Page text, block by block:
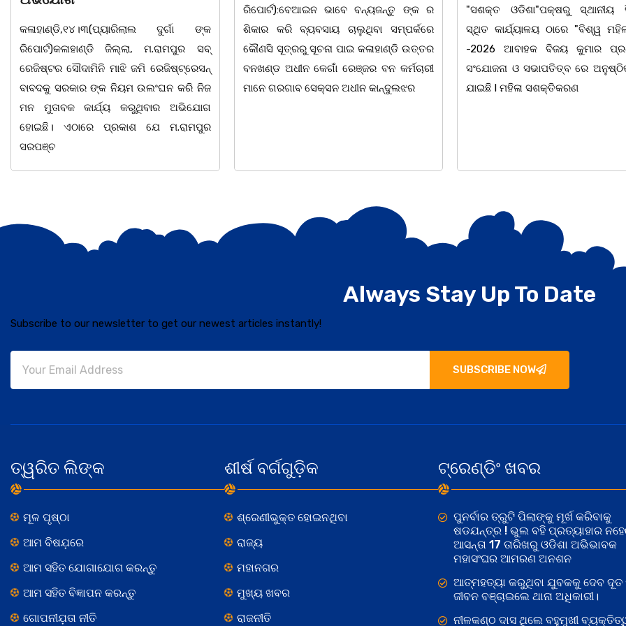
ଦୁର୍ଗା ଙ୍କ
ମ.ରାମପୁର ସବ୍
ଜମି ରେଜିଷ୍ଟ୍ରେସନ୍
ଉଲଂଘନ କରି ନିଜ
କରୁଥିବାର ଅଭିଯୋଗ
ଯେ ମ.ରାମପୁର
ରିପୋର୍ଟ):ବେଆଇନ ଭାବେ ବନ୍ୟଜନ୍ତୁ ଙ୍କ ର
ଶିକାର କରି ବ୍ୟବସାୟ ଚାଲୁଥିବା ସମ୍ପର୍କରେ
କୌଣସି ସୂତ୍ରରୁ ସୂଚନା ପାଇ କଳାହାଣ୍ଡି ଉତ୍ତର
ବନଖଣ୍ଡ ଅଧୀନ କେଗାଁ ରେଞ୍ଜର ବନ କର୍ମଚାରୀ
ମାନେ ଗରଗାବ ସେକ୍ସନ ଅଧୀନ କାନ୍ଦୁଲଝର
"ସଶକ୍ତ ଓଡିଶା"ପକ୍ଷରୁ ସ୍ଥାନୀୟ ସିଆରପି
ସ୍ଥିତ କାର୍ଯ୍ୟାଳୟ ଠାରେ "ବିଶ୍ୱ ମହିଳା ଦିବସ
-2026 ଆବାହକ ବିଜୟ କୁମାର ପ୍ରଧାନଙ୍କ
ସଂଯୋଜନା ଓ ସଭାପତିତ୍ବ ରେ ଅନୁଷ୍ଠିତ ହୋଇ
ଯାଇଛି l ମହିଳା ସଶକ୍ତିକରଣ
ଅବସରରେ
ନିକେତନ ର
ନାଟକ
Always Stay Up To Date
Subscribe to our newsletter to get our newest articles instantly!
SUBSCRIBE NOW
ତ୍ୱରିତ ଲିଙ୍କ
ମୂଳ ପୃଷ୍ଠା
ଆମ ବିଷଯ଼ରେ
ଆମ ସହିତ ଯୋଗାଯୋଗ କରନ୍ତୁ
ଆମ ସହିତ ବିଜ୍ଞାପନ କରନ୍ତୁ
ଗୋପନୀଯ଼ତା ନୀତି
ଶୀର୍ଷ ବର୍ଗଗୁଡ଼ିକ
ଶ୍ରେଣୀଭୁକ୍ତ ହୋଇନଥିବା
ରାଜ୍ୟ
ମହାନଗର
ମୁଖ୍ୟ ଖବର
ରାଜନୀତି
ଟ୍ରେଣ୍ଡିଂ ଖବର
ପୁନର୍ବାର ତ୍ରୁଟି ପିଲାଙ୍କୁ ମୂର୍ଖ କରିବାକୁ
ଷଡଯନ୍ତ୍ର ! ଭୁଲ ବହି ପ୍ରତ୍ୟାହାର
ଆସନ୍ତା 17 ତାରିଖରୁ ଓଡିଶା ଅଭିଭାବକ
ମହାସଂଘର ଆମରଣ ଅନଶନ
ଆତ୍ମହତ୍ୟା କରୁଥିବା ଯୁବକକୁ ଦେବ ଦୂତ
ଜୀବନ ବଞ୍ଚାଇଲେ ଥାନା ଅଧିକାରୀ।
ନୀଳକଣ୍ଠ ଦାସ ଥିଲେ ବହୁମୁଖୀ